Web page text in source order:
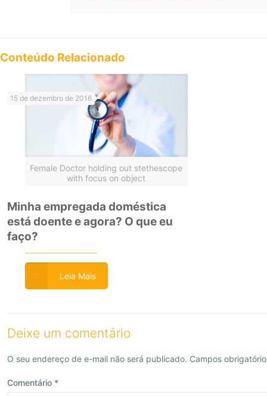
Conteúdo Relacionado
Female Doctor holding out stethescope
with focus on object
15 de dezembro de 2016
Minha empregada doméstica
está doente e agora? O que eu
faço?
Leia Mais
Deixe um comentário
O seu endereço de e-mail não será publicado. Campos
Comentário *